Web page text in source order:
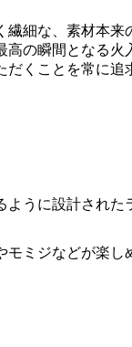
細な、素材本来
の瞬間となる火
くことを常に追
ように設計され
ミジなどが楽し